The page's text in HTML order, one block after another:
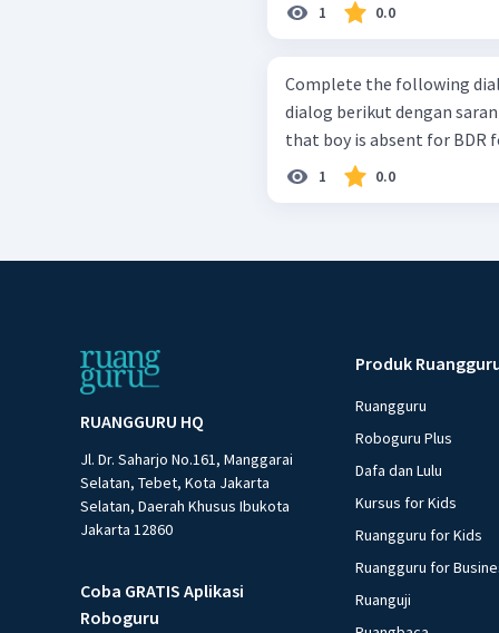
1 0.0
Complete the following dialog
dialog berikut dengan saran yang tepat. Ahmad:
1 0.0
RUANGGURU HQ
Jl. Dr. Saharjo No.161, Manggarai
Selatan, Tebet, Kota Jakarta
Selatan, Daerah Khusus Ibukota
Jakarta 12860
Coba GRATIS Aplikasi
Roboguru
Produk
Ruangguru
Roboguru Plus
Dafa dan Lulu
Kursus for Kids
Ruangguru for Kids
Ruangguru for
Ruanguji